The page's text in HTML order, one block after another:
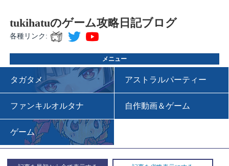
tukihatuのゲーム攻略日記ブログ
各種リンク:
メニュー
タガタメ アストラルパーティー
ファンキルオルタナ 自作動画＆ゲーム
ゲーム